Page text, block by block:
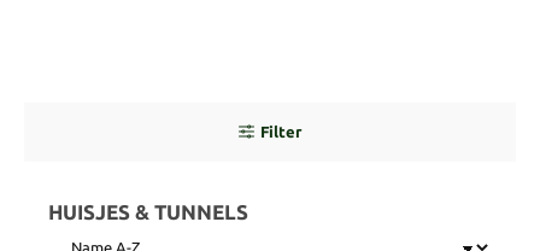
Filter
HUISJES & TUNNELS